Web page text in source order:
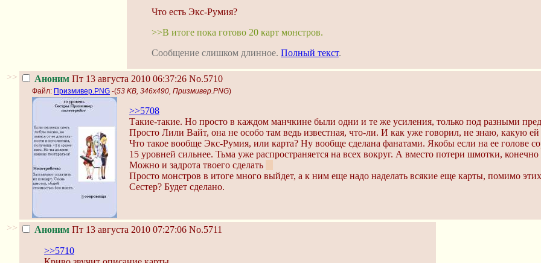
Что есть Экс-Румия?
>>В итоге пока готово 20 карт монстров.
Сообщение слишком длинное. Полный текст.
>> Аноним Пт 13 августа 2010 06:37:26 No.5710
Файл: Призмивер.PNG -(53 KB, 346x490, Призмивер.PNG)
>>5708
Такие-такие. Но просто в каждом манчкине были одни и те же усиления, только под разными
Просто Лили Вайт, она не особо там ведь известная, что-ли. И как уже говорил, не знаю, какую ей
Что такое вообще Экс-Румия, или карта? Ну вообще сделана фанатами. Якобы если на ее голове
15 уровней сильнее. Тьма уже распространяется на всех вокруг. А вместо потери шмотки, конечно
Можно и задрота твоего сделать
Просто монстров в итоге много выйдет, а к ним еще надо наделать всякие еще карты, помимо
Сестер? Будет сделано.
>> Аноним Пт 13 августа 2010 07:27:06 No.5711
>>5710